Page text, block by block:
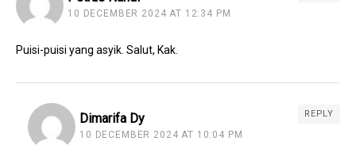
10 DECEMBER 2024 AT 12:34 PM
Puisi-puisi yang asyik. Salut, Kak.
Dimarifa Dy
10 DECEMBER 2024 AT 10:04 PM
REPLY